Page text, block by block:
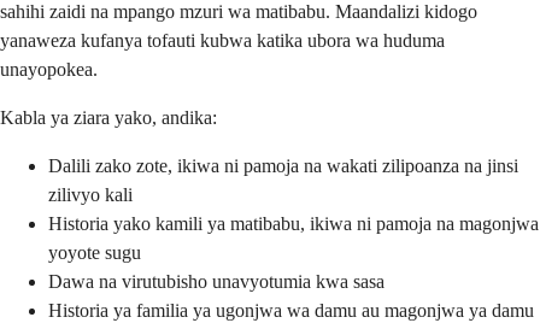
sahihi zaidi na mpango mzuri wa matibabu. Maandalizi kidogo
yanaweza kufanya tofauti kubwa katika ubora wa huduma
unayopokea.
Kabla ya ziara yako, andika:
Dalili zako zote, ikiwa ni pamoja na wakati zilipoanza na jinsi
zilivyo kali
Historia yako kamili ya matibabu, ikiwa ni pamoja na magonjwa
yoyote sugu
Dawa na virutubisho unavyotumia kwa sasa
Historia ya familia ya ugonjwa wa damu au magonjwa ya damu